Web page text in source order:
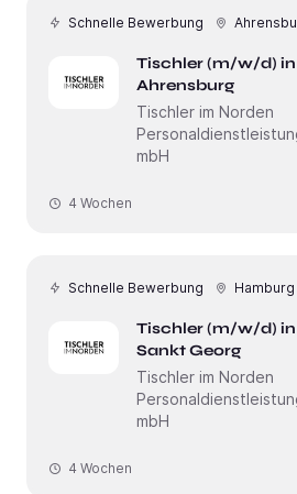
Schnelle Bewerbung
Tischler (m/w/d) in
Ahrensburg
Tischler im Norden
mbH
4 Wochen
Schnelle Bewerbung
Tischler (m/w/d) in
Sankt Georg
Tischler im Norden
mbH
4 Wochen